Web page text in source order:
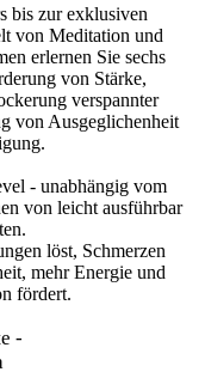
bis zur exklusiven
von Meditation und
erlernen Sie sechs
von Stärke,
verspannter
von Ausgeglichenheit
- unabhängig vom
von leicht ausführbar
löst, Schmerzen
mehr Energie und
fördert.